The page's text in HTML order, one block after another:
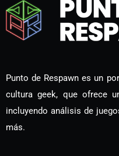
Punto de Respawn es un
cultura geek, que ofrece
incluyendo análisis de
más.